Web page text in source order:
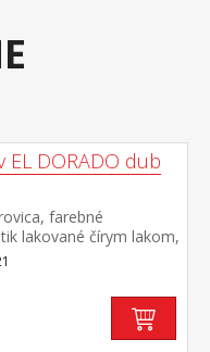
EL DORADO dub
farebné
lakované čírym lakom,
rozmer menšieho
× 50 cm súčasť